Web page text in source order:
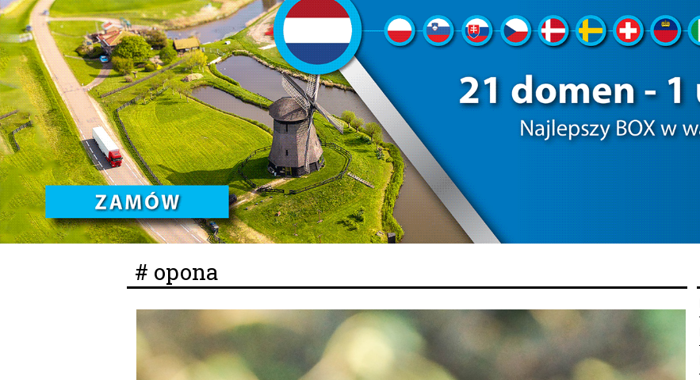
# opona